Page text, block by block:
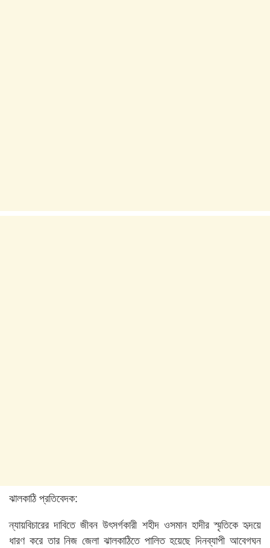
ঝালকাঠি প্রতিবেদক:
ন্যায়বিচারের দাবিতে জীবন উৎসর্গকারী শহীদ ওসমান হাদীর স্মৃতিকে হৃদয়ে
ধারণ করে তার নিজ জেলা ঝালকাঠিতে পালিত হয়েছে দিনব্যাপী আবেগঘন